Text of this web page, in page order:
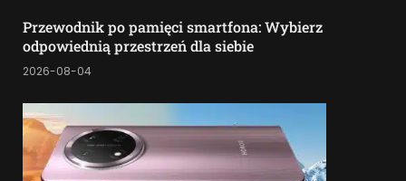
Przewodnik po pamięci smartfona: Wybierz
odpowiednią przestrzeń dla siebie
2026-08-04